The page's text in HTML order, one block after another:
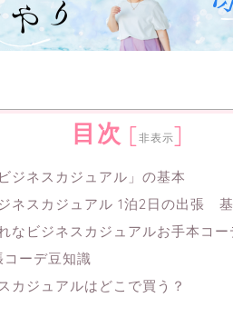
目次 [非表示]
ジネスカジュアル」の基本
ネスカジュアル 1泊2日の出張
なビジネスカジュアルお手本コー
コーデ豆知識
カジュアルはどこで買う？